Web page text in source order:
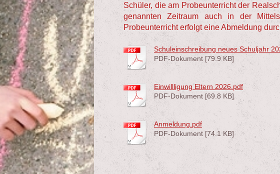
Schüler, die am Probeunterricht der
genannten Zeitraum auch in der
Probeunterricht erfolgt eine Abmeldung
Schuleinschreibung neues Schuljahr
PDF-Dokument [79.9 KB]
Einwillligung Eltern 2026.pdf
PDF-Dokument [69.8 KB]
Anmeldung.pdf
PDF-Dokument [74.1 KB]